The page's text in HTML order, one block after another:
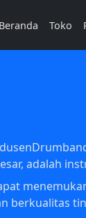
Beranda Toko
adalah
berkualitas